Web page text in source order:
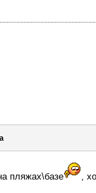
пляжах\базе ,